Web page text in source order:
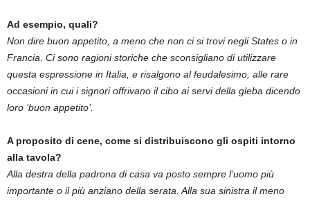
Ad esempio, quali?
Non dire buon appetito, a meno che non ci si trovi negli States o in
Francia. Ci sono ragioni storiche che sconsigliano di utilizzare
questa espressione in Italia, e risalgono al feudalesimo, alle rare
occasioni in cui i signori offrivano il cibo ai servi della gleba dicendo
loro ‘buon appetito’.
A proposito di cene, come si distribuiscono gli ospiti intorno
alla tavola?
Alla destra della padrona di casa va posto sempre l’uomo più
importante o il più anziano della serata. Alla sua sinistra il meno